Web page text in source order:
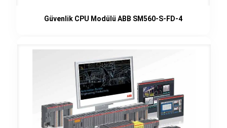
Güvenlik CPU Modülü ABB SM560-S-FD-4